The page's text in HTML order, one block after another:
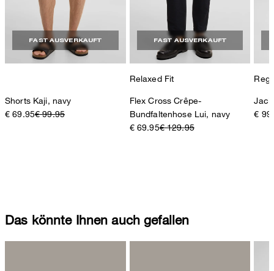
FAST AUSVERKAUFT
Shorts Kaji, navy
€ 69.95€ 99.95
FAST AUSVERKAUFT
Relaxed Fit
Flex Cross Crêpe-
Bundfaltenhose Lui, navy
€ 69.95€ 129.95
€
Das könnte Ihnen auch gefallen